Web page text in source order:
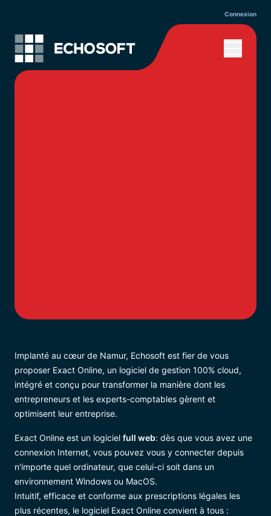
Support & téléchargements
Connexion
Connexion
Implanté au cœur de Namur, Echosoft est fier de vous
proposer Exact Online, un logiciel de gestion 100% cloud,
intégré et conçu pour transformer la manière dont les
entrepreneurs et les experts-comptables gèrent et
optimisent leur entreprise.
Exact Online est un logiciel full web: dès que vous avez une
connexion Internet, vous pouvez vous y connecter depuis
n'importe quel ordinateur, que celui-ci soit dans un
environnement Windows ou MacOS.
Intuitif, efficace et conforme aux prescriptions légales les
plus récentes, le logiciel Exact Online convient à tous :